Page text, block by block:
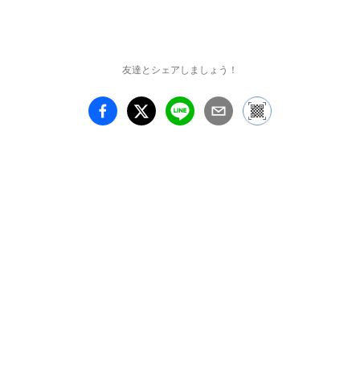
友達とシェアしましょう！